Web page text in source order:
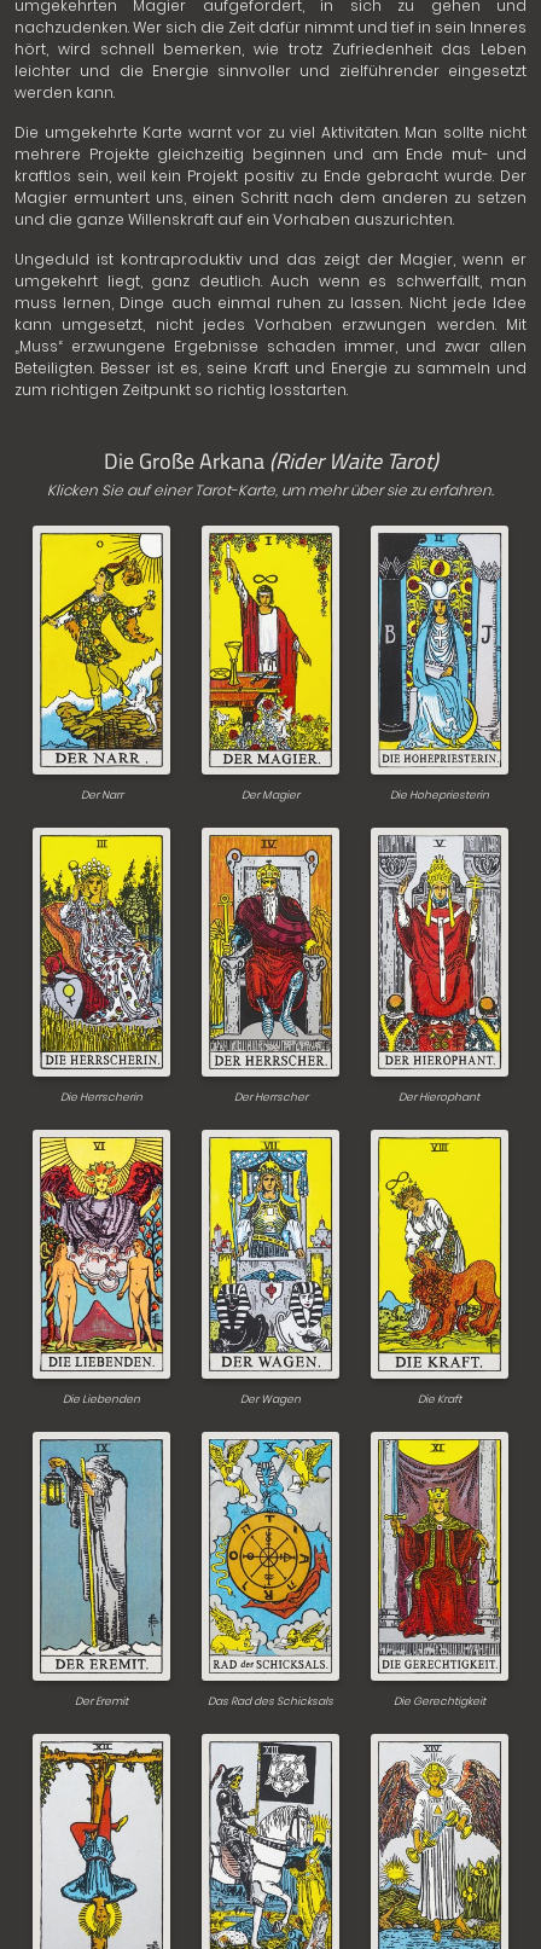
umgekehrten Magier aufgefordert, in sich zu gehen und
nachzudenken. Wer sich die Zeit dafür nimmt und tief in sein Inneres
hört, wird schnell bemerken, wie trotz Zufriedenheit das Leben
leichter und die Energie sinnvoller und zielführender eingesetzt
werden kann.
Die umgekehrte Karte warnt vor zu viel Aktivitäten. Man sollte nicht
mehrere Projekte gleichzeitig beginnen und am Ende mut- und
kraftlos sein, weil kein Projekt positiv zu Ende gebracht wurde. Der
Magier ermuntert uns, einen Schritt nach dem anderen zu setzen
und die ganze Willenskraft auf ein Vorhaben auszurichten.
Ungeduld ist kontraproduktiv und das zeigt der Magier, wenn er
umgekehrt liegt, ganz deutlich. Auch wenn es schwerfällt, man
muss lernen, Dinge auch einmal ruhen zu lassen. Nicht jede Idee
kann umgesetzt, nicht jedes Vorhaben erzwungen werden. Mit
„Muss“ erzwungene Ergebnisse schaden immer, und zwar allen
Beteiligten. Besser ist es, seine Kraft und Energie zu sammeln und
zum richtigen Zeitpunkt so richtig losstarten.
Die Große Arkana(Rider Waite Tarot)
Klicken Sie auf einer Tarot-Karte, um mehr über sie zu erfahren.
Der Narr Der Magier Die Hohepriesterin
Die Herrscherin Der Herrscher Der Hierophant
Die Liebenden Der Wagen Die Kraft
Der Eremit Das Rad des Schicksals Die Gerechtigkeit